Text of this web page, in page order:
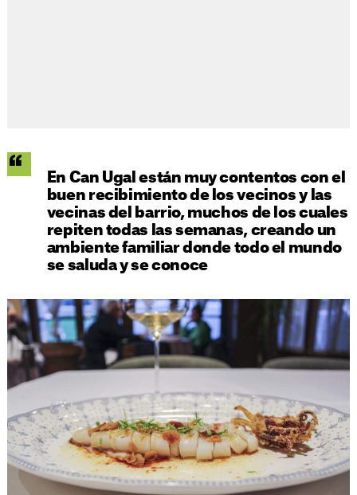
En Can Ugal están muy contentos con el
buen recibimiento de los vecinos y las
vecinas del barrio, muchos de los cuales
repiten todas las semanas, creando un
ambiente familiar donde todo el mundo
se saluda y se conoce